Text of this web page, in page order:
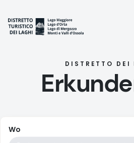
Inhalt
DISTRETTO DEI
Wo